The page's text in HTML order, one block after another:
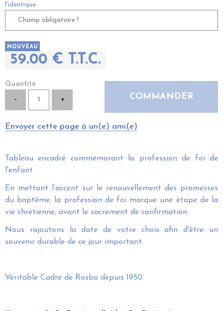
l'identique.
59.00 € T.T.C.
Quantité
Envoyer cette page à un(e) ami(e)
Tableau encadré commémorant la profession de foi de
l'enfant.
En mettant l’accent sur le renouvellement des promesses
du baptême, la profession de foi marque une étape de la
vie chrétienne, avant le sacrement de confirmation.
Nous rajoutons la date de votre choix afin d'être un
souvenir durable de ce jour important.
Véritable Cadre de Rosbo depuis 1950.